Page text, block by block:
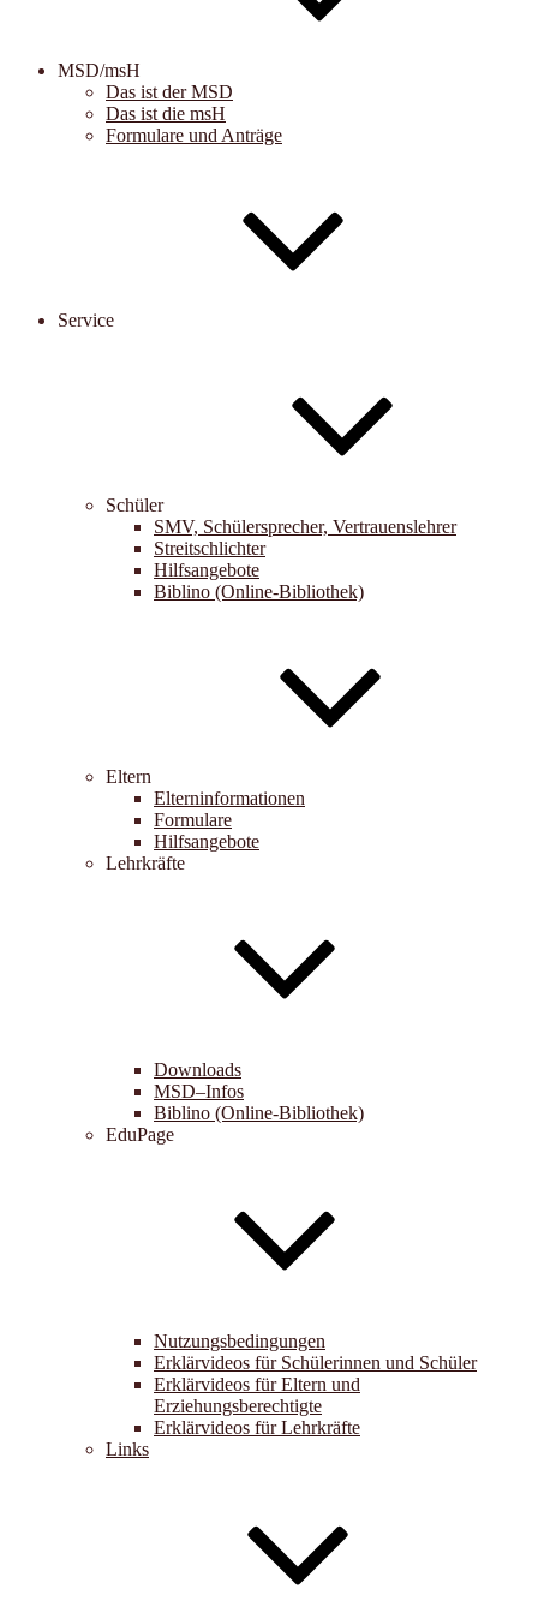
MSD/msH
Das ist der MSD
Das ist die msH
Formulare und Anträge
Service
Schüler
SMV, Schülersprecher, Vertrauenslehrer
Streitschlichter
Hilfsangebote
Biblino (Online-Bibliothek)
Eltern
Elterninformationen
Formulare
Hilfsangebote
Lehrkräfte
Downloads
MSD–Infos
Biblino (Online-Bibliothek)
EduPage
Nutzungsbedingungen
Erklärvideos für Schülerinnen und Schüler
Erklärvideos für Eltern und
Erziehungsberechtigte
Erklärvideos für Lehrkräfte
Links